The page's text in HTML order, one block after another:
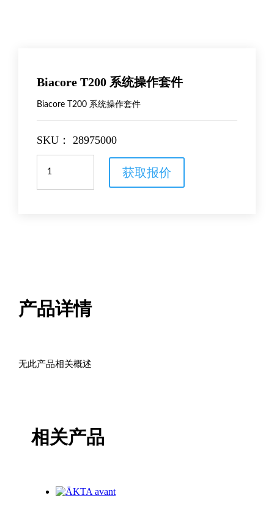
Biacore T200 系统操作套件
Biacore T200 系统操作套件
SKU： 28975000
T200
获取报价
产品详情
无此产品相关概述
相关产品